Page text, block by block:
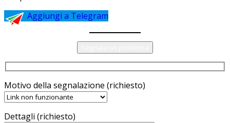
Aggiungi a Telegram
Motivo della segnalazione (richiesto)
Dettagli (richiesto)